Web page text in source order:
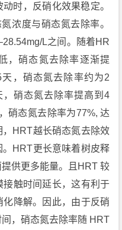
时，反硝化效果稳定。
浓度与硝态氮去除率。
L之间。随着HR
，硝态氮去除率逐渐提
，硝态氮去除率约为2
硝态氮去除率提高到4
硝态氮去除率为77%, 达
HRT越长硝态氮去除效
HRT更长意味着树皮释
供更多能量。且HRT 较
触时间延长，这有利于
降解。因此，由于反硝
，硝态氮去除率随 HRT